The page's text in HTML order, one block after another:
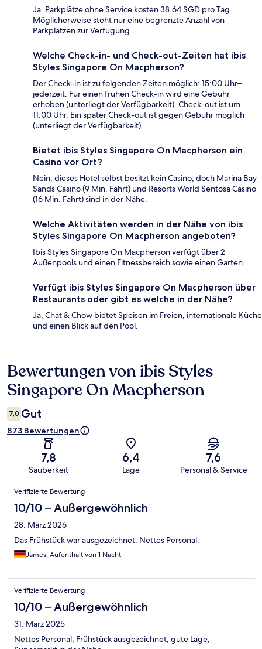
Ja. Parkplätze ohne Service kosten 38.64 SGD pro Tag.
Möglicherweise steht nur eine begrenzte Anzahl von
Parkplätzen zur Verfügung.
Welche Check-in- und Check-out-Zeiten hat ibis
Styles Singapore On Macpherson?
Der Check-in ist zu folgenden Zeiten möglich: 15:00 Uhr–
jederzeit. Für einen frühen Check-in wird eine Gebühr
erhoben (unterliegt der Verfügbarkeit). Check-out ist um
11:00 Uhr. Ein später Check-out ist gegen Gebühr möglich
(unterliegt der Verfügbarkeit).
Bietet ibis Styles Singapore On Macpherson ein
Casino vor Ort?
Nein, dieses Hotel selbst besitzt kein Casino, doch Marina Bay
Sands Casino (9 Min. Fahrt) und Resorts World Sentosa Casino
(16 Min. Fahrt) sind in der Nähe.
Welche Aktivitäten werden in der Nähe von ibis
Styles Singapore On Macpherson angeboten?
Ibis Styles Singapore On Macpherson verfügt über 2
Außenpools und einen Fitnessbereich sowie einen Garten.
Verfügt ibis Styles Singapore On Macpherson über
Restaurants oder gibt es welche in der Nähe?
Ja, Chat & Chow bietet Speisen im Freien, internationale Küche
und einen Blick auf den Pool.
Bewertungen
Bewertungen von ibis Styles
Singapore On Macpherson
7,0 Gut
873 Bewertungen
7,8
Sauberkeit
6,4
Lage
7,6
Personal & Service
Bewertungen
Verifizierte Bewertung
10/10 – Außergewöhnlich
28. März 2026
Das Frühstück war ausgezeichnet. Nettes Personal.
James, Aufenthalt von 1 Nacht
Verifizierte Bewertung
10/10 – Außergewöhnlich
31. März 2025
Nettes Personal, Frühstück ausgezeichnet, gute Lage,